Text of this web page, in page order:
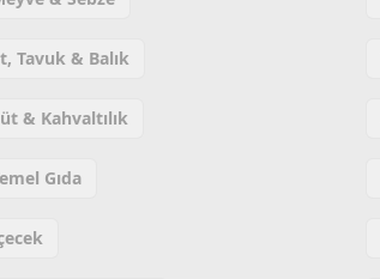
Tavuk & Balık
& Kahvaltılık
Gıda